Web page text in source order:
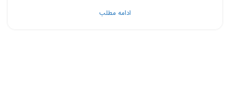
ادامه مطلب